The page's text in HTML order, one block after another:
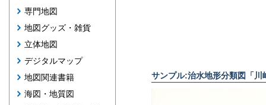
専門地図
地図グッズ・雑貨
立体地図
デジタルマップ
地図関連書籍
海図・地質図
サンプル:治水地形分類図「川